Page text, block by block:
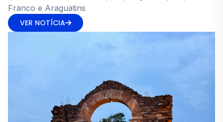
Franco e Araguatins
VER NOTÍCIA